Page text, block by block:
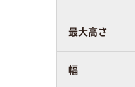
最大高さ
幅